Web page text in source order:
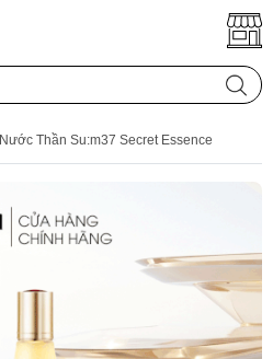
Nước Thần Su:m37 Secret Essence